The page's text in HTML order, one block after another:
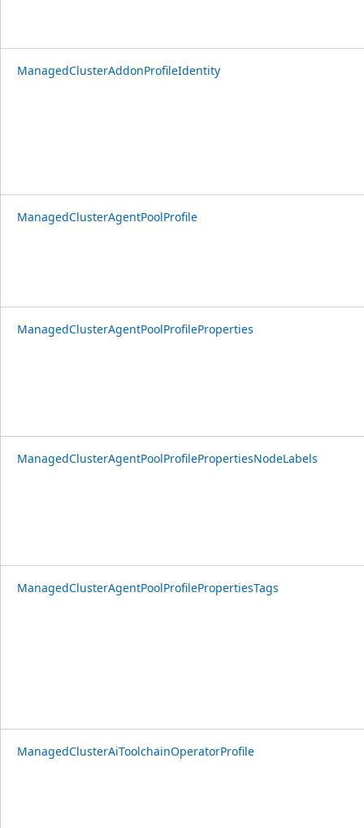
ManagedClusterAddonProfileIdentity
ManagedClusterAgentPoolProfile
ManagedClusterAgentPoolProfileProperties
ManagedClusterAgentPoolProfilePropertiesNodeLabels
ManagedClusterAgentPoolProfilePropertiesTags
ManagedClusterAiToolchainOperatorProfile